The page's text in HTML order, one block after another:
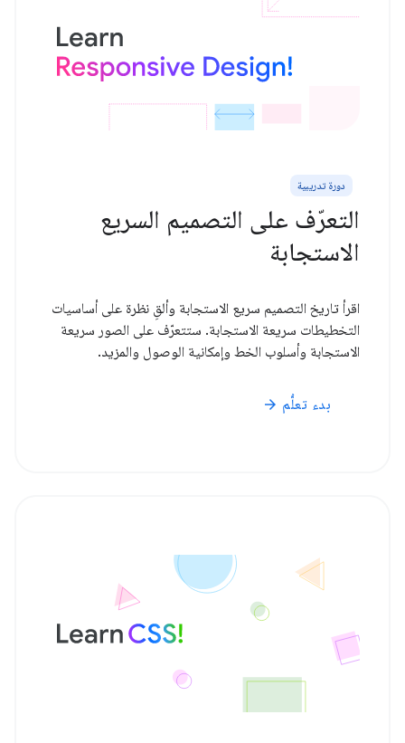
دورة تدريبية
التعرّف على التصميم السريع
الاستجابة
اقرأ تاريخ التصميم سريع الاستجابة وألقِ نظرة على أساسيات
التخطيطات سريعة الاستجابة. ستتعرّف على الصور سريعة
الاستجابة وأسلوب الخط وإمكانية الوصول والمزيد.
بدء تعلُّم arrow_forward